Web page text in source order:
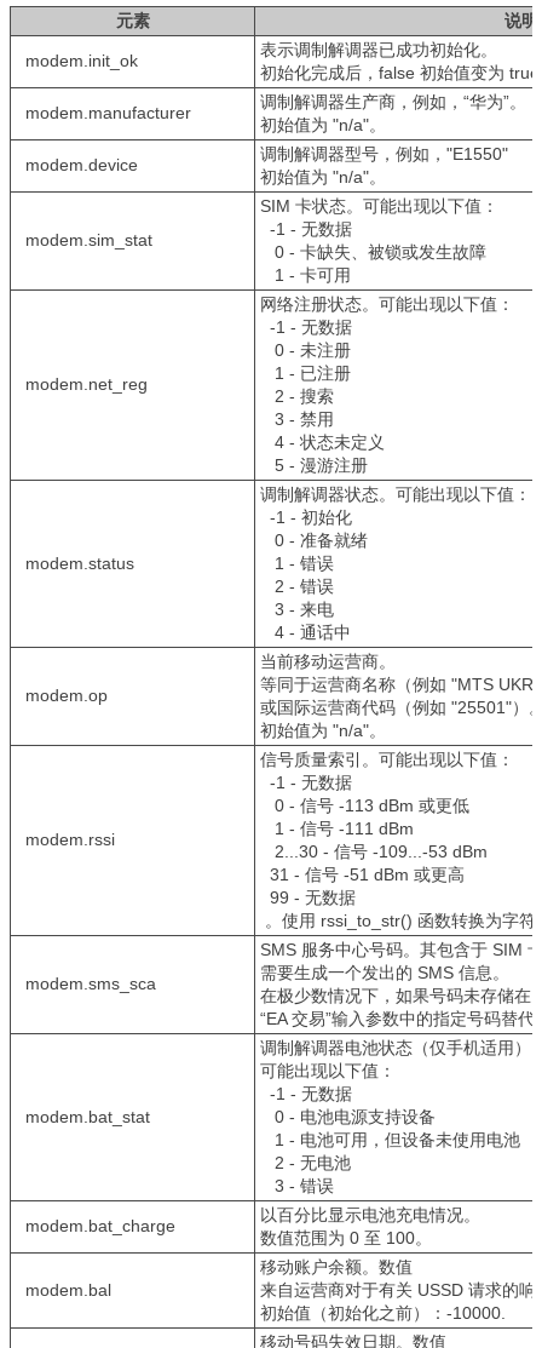
元素 说明
modem.init_ok
表示调制解调器已成功初始化。
初始化完成后，false 初始值变为
modem.manufacturer
调制解调器生产商，例如，“华为”。
初始值为 "n/a"。
modem.device
调制解调器型号，例如，"E1550"
初始值为 "n/a"。
modem.sim_stat
SIM 卡状态。可能出现以下值：
-1 - 无数据
0 - 卡缺失、被锁或发生故障
1 - 卡可用
modem.net_reg
网络注册状态。可能出现以下值：
-1 - 无数据
0 - 未注册
1 - 已注册
2 - 搜索
3 - 禁用
4 - 状态未定义
5 - 漫游注册
modem.status
调制解调器状态。可能出现以下值：
-1 - 初始化
0 - 准备就绪
1 - 错误
2 - 错误
3 - 来电
4 - 通话中
modem.op
当前移动运营商。
等同于运营商名称（例如 "MTS
或国际运营商代码（例如 "25501"）
初始值为 "n/a"。
modem.rssi
信号质量索引。可能出现以下值：
-1 - 无数据
0 - 信号 -113 dBm 或更低
1 - 信号 -111 dBm
2...30 - 信号 -109...-53 dBm
31 - 信号 -51 dBm 或更高
99 - 无数据
。使用 rssi_to_str() 函数转换为字符
modem.sms_sca
SMS 服务中心号码。其包含于 SIM
需要生成一个发出的 SMS 信息。
在极少数情况下，如果号码未存储在
“EA 交易”输入参数中的指定号码替代
modem.bat_stat
调制解调器电池状态（仅手机适用）
可能出现以下值：
-1 - 无数据
0 - 电池电源支持设备
1 - 电池可用，但设备未使用电池
2 - 无电池
3 - 错误
modem.bat_charge
以百分比显示电池充电情况。
数值范围为 0 至 100。
modem.bal
移动账户余额。数值
来自运营商对于有关 USSD 请求的响
初始值（初始化之前）：-10000.
移动号码失效日期。数值